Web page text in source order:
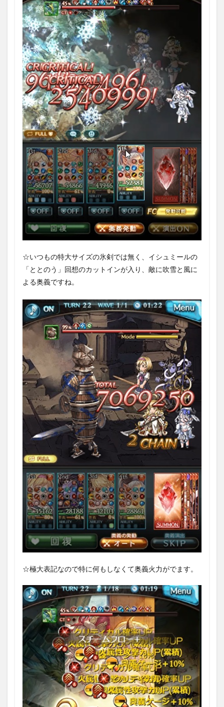
がサ
ウナ
に目
覚め
たら
人生
もと
との
った
話
5
「イ
シュ
ミー
ル」
に関
連す
るキ
ャラ
5.1
カリ
オス
トロ
とル
ナー
6
イシ
ュミ
の性
能、
強さ
まと
め
☆いつもの特大サイズの氷剣では無く、イシュミールの
「ととのう」回想のカットインが入り、敵に吹雪と風に
よる奥義ですね。
☆極大表記なので特に何もしなくて奥義火力がでます。